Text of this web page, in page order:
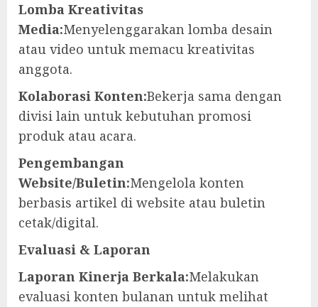
Lomba Kreativitas
Media:Menyelenggarakan lomba desain
atau video untuk memacu kreativitas
anggota.
Kolaborasi Konten:Bekerja sama dengan
divisi lain untuk kebutuhan promosi
produk atau acara.
Pengembangan
Website/Buletin:Mengelola konten
berbasis artikel di website atau buletin
cetak/digital.
Evaluasi & Laporan
Laporan Kinerja Berkala:Melakukan
evaluasi konten bulanan untuk melihat